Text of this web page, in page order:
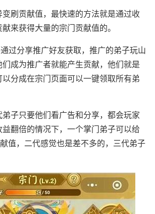
刷贡献值，最快速的方法就是通过收
来获得大量的宗门贡献值的。
过分享推广好友获取，推广的弟子玩山
成为推广者就能产生贡献，他们就是
分成在宗门页面可以一键领取所有弟
子只要他们看广告和分享，都会玩家
翻倍的情况下，一个掌门弟子可以给
值，二代感觉也是差不多的，三代弟子